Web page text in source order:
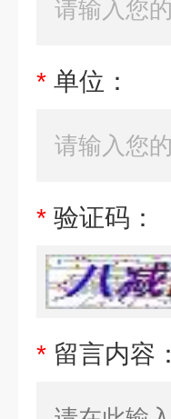
* 单位：
* 验证码：
* 留言内容：